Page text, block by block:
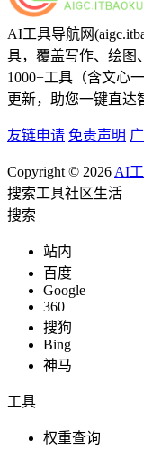
AI工具导航网
具，覆盖写作、绘图
1000+工具（含文心
更新，助您一键直达
友链申请 免责声明
Copyright © 2026 AI
搜索工具社区生活
搜索
站内
百度
Google
360
搜狗
Bing
神马
工具
权重查询